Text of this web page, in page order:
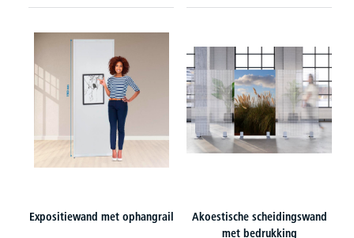
Expositiewand met ophangrail
Akoestische scheidingswand
met bedrukking